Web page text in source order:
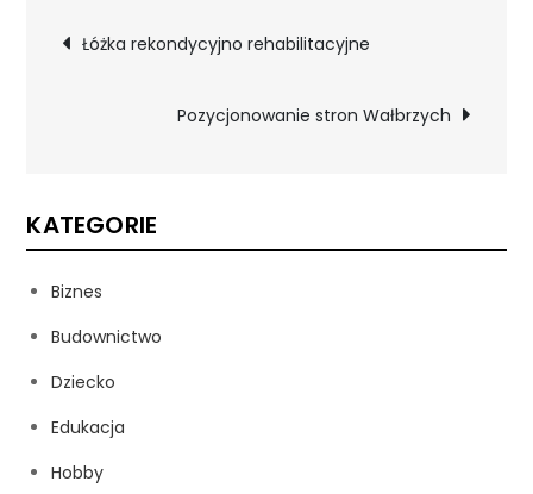
Nawigacja
wpisu
Łóżka rekondycyjno rehabilitacyjne
Pozycjonowanie stron Wałbrzych
KATEGORIE
Biznes
Budownictwo
Dziecko
Edukacja
Hobby